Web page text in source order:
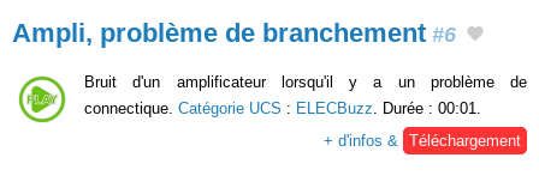
Ampli, problème de branchement #6
Bruit d'un amplificateur lorsqu'il y a un problème de
connectique. Catégorie UCS : ELECBuzz . Durée : 00:01.
+ d'infos &
Téléchargement